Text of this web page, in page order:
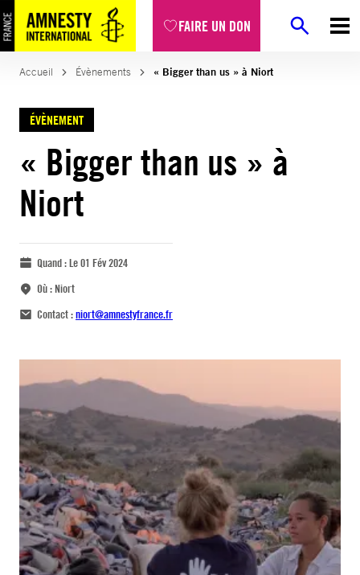
FAIRE UN DON
Accueil Évènements « Bigger than us » à Niort
ÉVÈNEMENT
« Bigger than us » à
Niort
Quand :Le 01 Fév 2024
Où :Niort
Contact :niort@amnestyfrance.fr